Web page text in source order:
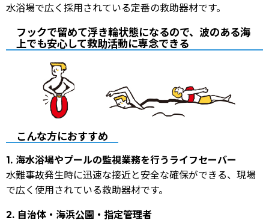
水浴場で広く採用されている定番の救助器材です。
フックで留めて浮き輪状態になるので、波のある海
上でも安心して救助活動に専念できる
こんな方におすすめ
1. 海水浴場やプールの監視業務を行うライフセーバー
水難事故発生時に迅速な接近と安全な確保ができる、現場
で広く使用されている救助器材です。
2. 自治体・海浜公園・指定管理者